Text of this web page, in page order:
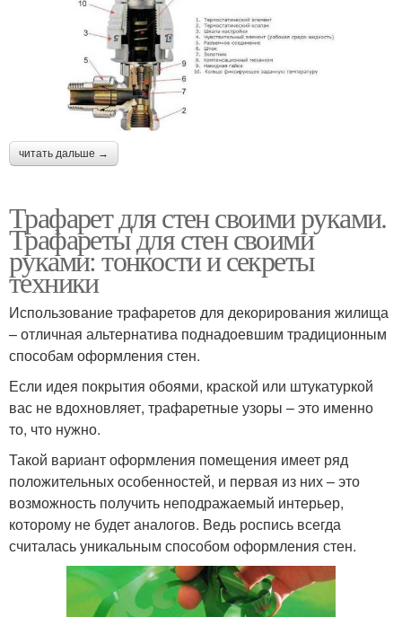
читать дальше →
Трафарет для стен своими руками.
Трафареты для стен своими
руками: тонкости и секреты
техники
Использование трафаретов для декорирования жилища
– отличная альтернатива поднадоевшим традиционным
способам оформления стен.
Если идея покрытия обоями, краской или штукатуркой
вас не вдохновляет, трафаретные узоры – это именно
то, что нужно.
Такой вариант оформления помещения имеет ряд
положительных особенностей, и первая из них – это
возможность получить неподражаемый интерьер,
которому не будет аналогов. Ведь роспись всегда
считалась уникальным способом оформления стен.